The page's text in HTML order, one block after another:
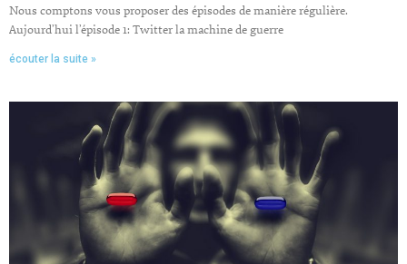
Nous comptons vous proposer des épisodes de manière régulière.
Aujourd’hui l’épisode 1: Twitter la machine de guerre
écouter la suite »